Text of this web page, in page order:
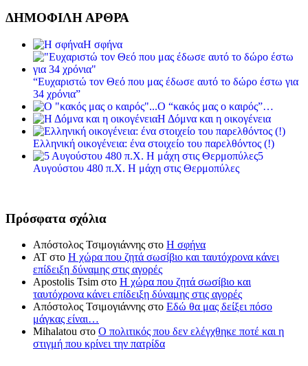
ΔΗΜΟΦΙΛΗ ΑΡΘΡΑ
Η σφήνα
“Ευχαριστώ τον Θεό που μας έδωσε αυτό το δώρο έστω για
34 χρόνια”
Ο “κακός μας ο καιρός”…
Η Δόμνα και η οικογένεια
Ελληνική οικογένεια: ένα στοιχείο του παρελθόντος (!)
5
Αυγούστου 480 π.Χ. Η μάχη στις Θερμοπύλες
Πρόσφατα σχόλια
Απόστολος Τσιμογιάννης στο Η σφήνα
ΑΤ στο Η χώρα που ζητά σωσίβιο και ταυτόχρονα κάνει
επίδειξη δύναμης στις αγορές
Apostolis Tsim στο Η χώρα που ζητά σωσίβιο και
ταυτόχρονα κάνει επίδειξη δύναμης στις αγορές
Απόστολος Τσιμογιάννης στο Εδώ θα μας δείξει πόσο
μάγκας είναι…
Mihalatou στο Ο πολιτικός που δεν ελέγχθηκε ποτέ και η
στιγμή που κρίνει την πατρίδα